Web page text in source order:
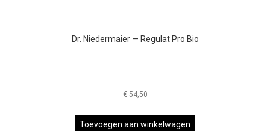
Dr. Niedermaier — Regulat Pro Bio
€54,50
Toevoegen aan winkelwagen